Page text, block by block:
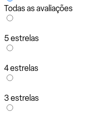
Todas as avaliações
5 estrelas
4 estrelas
3 estrelas